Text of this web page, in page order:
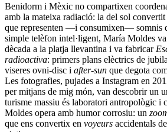
Benidorm i Mèxic no compartixen
amb la mateixa radiació: la del sol convertit
que representen —i consumixen— somnis
simple telèfon intel·ligent, María Moldes
dècada a la platja llevantina i va fabricar
radioactiva: primers plans elèctrics de
viseres ovni-disc i after-sun que degota
Les fotografies, pujades a Instagram en
per mitjans de mig món, van descobrir un
turisme massiu és laboratori antropològic i
Moldes opera amb humor corrosiu: un
que ens convertix en voyeurs accidentals